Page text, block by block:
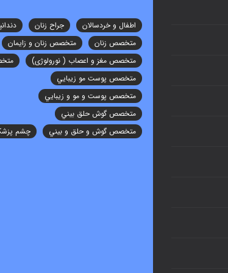
اطفال و خردسالان جراح زنان
متخصص زنان
متخصص زنان و زایمان
متخصص مغز و اعصاب ( نورولوژی)
متخصص پوست مو زيبايي
متخصص پوست و مو و زيبايي
متخصص گوش حلق بيني
متخصص گوش و حلق و بيني
چشم